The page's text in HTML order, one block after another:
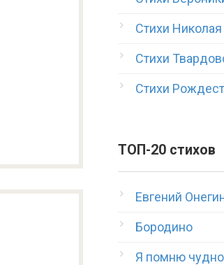
Стихи
Стихи
Стихи
ТОП-20 стихов
Евгений
Бородино
Я помню